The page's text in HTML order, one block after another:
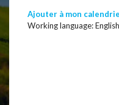
Ajouter à mon
Working language: English